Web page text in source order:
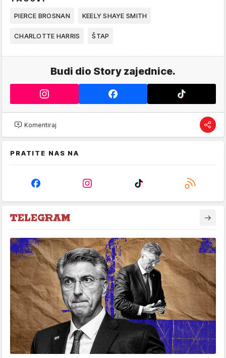
PIERCE BROSNAN KEELY SHAYE SMITH
CHARLOTTE HARRIS ŠTAP
Budi dio Story zajednice.
Komentiraj
PRATITE NAS NA